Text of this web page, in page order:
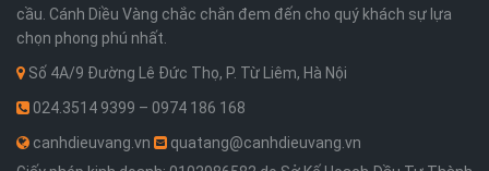
cầu. Cánh Diều Vàng chắc chắn đem đến cho quý khách sự lựa
chọn phong phú nhất.
Số 4A/9 Đường Lê Đức Thọ, P. Từ Liêm, Hà Nội
024.3514 9399 – 0974 186 168
canhdieuvang.vn
quatang@canhdieuvang.vn